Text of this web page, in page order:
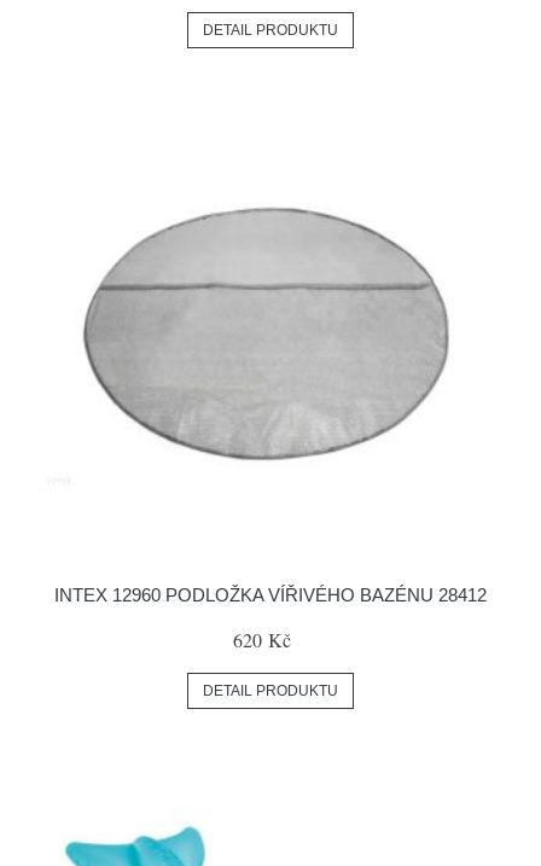
DETAIL PRODUKTU
INTEX 12960 PODLOŽKA VÍŘIVÉHO BAZÉNU 28412
620 Kč
DETAIL PRODUKTU